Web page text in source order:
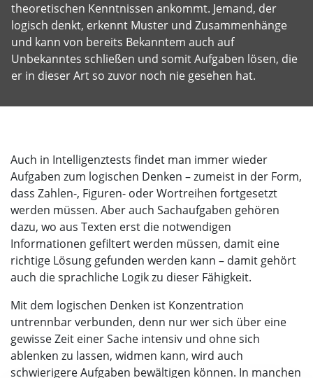
theoretischen Kenntnissen ankommt. Jemand, der
logisch denkt, erkennt Muster und Zusammenhänge
und kann von bereits Bekanntem auch auf
Unbekanntes schließen und somit Aufgaben lösen, die
er in dieser Art so zuvor noch nie gesehen hat.
Auch in Intelligenztests findet man immer wieder
Aufgaben zum logischen Denken – zumeist in der Form,
dass Zahlen-, Figuren- oder Wortreihen fortgesetzt
werden müssen. Aber auch Sachaufgaben gehören
dazu, wo aus Texten erst die notwendigen
Informationen gefiltert werden müssen, damit eine
richtige Lösung gefunden werden kann – damit gehört
auch die sprachliche Logik zu dieser Fähigkeit.
Mit dem logischen Denken ist Konzentration
untrennbar verbunden, denn nur wer sich über eine
gewisse Zeit einer Sache intensiv und ohne sich
ablenken zu lassen, widmen kann, wird auch
schwierigere Aufgaben bewältigen können. In manchen